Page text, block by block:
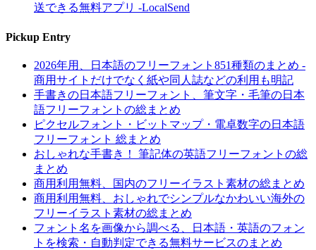
送できる無料アプリ -LocalSend
Pickup Entry
2026年用、日本語のフリーフォント851種類のまとめ -
商用サイトだけでなく紙や同人誌などの利用も明記
手書きの日本語フリーフォント、筆文字・毛筆の日本
語フリーフォントの総まとめ
ピクセルフォント・ビットマップ・電卓数字の日本語
フリーフォント 総まとめ
おしゃれな手書き！ 筆記体の英語フリーフォントの総
まとめ
商用利用無料、国内のフリーイラスト素材の総まとめ
商用利用無料、おしゃれでシンプルなかわいい海外の
フリーイラスト素材の総まとめ
フォント名を画像から調べる、日本語・英語のフォン
トを検索・自動判定できる無料サービスのまとめ